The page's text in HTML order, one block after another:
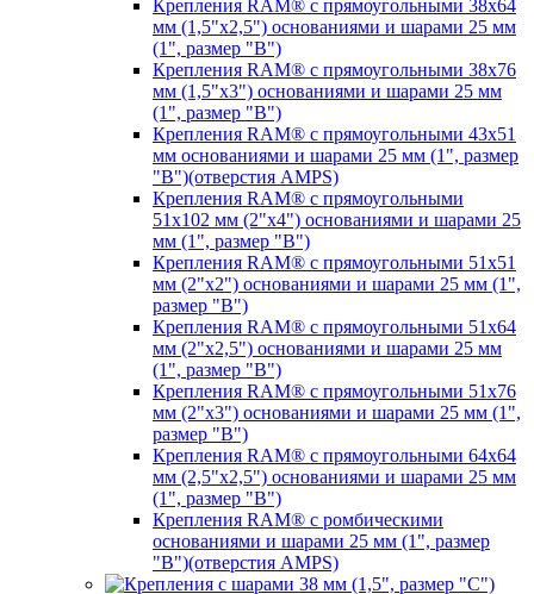
Крепления RAM® с прямоугольными 38х64
мм (1,5"х2,5") основаниями и шарами 25 мм
(1", размер "B")
Крепления RAM® с прямоугольными 38х76
мм (1,5"х3") основаниями и шарами 25 мм
(1", размер "B")
Крепления RAM® с прямоугольными 43x51
мм основаниями и шарами 25 мм (1", размер
"B")(отверстия AMPS)
Крепления RAM® с прямоугольными
51х102 мм (2"х4") основаниями и шарами 25
мм (1", размер "B")
Крепления RAM® с прямоугольными 51х51
мм (2"х2") основаниями и шарами 25 мм (1",
размер "B")
Крепления RAM® с прямоугольными 51х64
мм (2"х2,5") основаниями и шарами 25 мм
(1", размер "B")
Крепления RAM® с прямоугольными 51х76
мм (2"х3") основаниями и шарами 25 мм (1",
размер "B")
Крепления RAM® с прямоугольными 64х64
мм (2,5"х2,5") основаниями и шарами 25 мм
(1", размер "B")
Крепления RAM® с ромбическими
основаниями и шарами 25 мм (1", размер
"B")(отверстия AMPS)